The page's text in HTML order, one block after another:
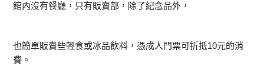
館內沒有餐廳，只有販賣部，除了紀念品外，
也簡單販賣些輕食或冰品飲料，憑成人門票可折抵10元的消
費。